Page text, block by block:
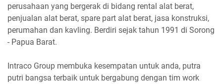
perusahaan yang bergerak di bidang rental alat berat,
penjualan alat berat, spare part alat berat, jasa konstruksi,
perumahan dan kavling. Berdiri sejak tahun 1991 di Sorong
- Papua Barat.
Intraco Group membuka kesempatan untuk anda, putra
putri bangsa terbaik untuk bergabung dengan tim work